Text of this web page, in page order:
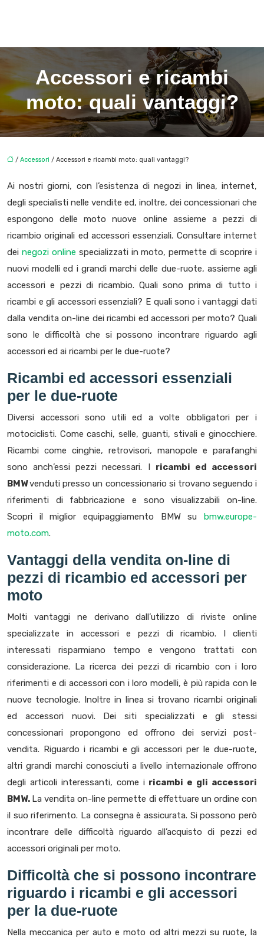
Accessori e ricambi
moto: quali vantaggi?
/ Accessori / Accessori e ricambi moto: quali vantaggi?
Ai nostri giorni, con l’esistenza di negozi in linea, internet,
degli specialisti nelle vendite ed, inoltre, dei concessionari che
espongono delle moto nuove online assieme a pezzi di
ricambio originali ed accessori essenziali. Consultare internet
dei negozi online specializzati in moto, permette di scoprire i
nuovi modelli ed i grandi marchi delle due-ruote, assieme agli
accessori e pezzi di ricambio. Quali sono prima di tutto i
ricambi e gli accessori essenziali? E quali sono i vantaggi dati
dalla vendita on-line dei ricambi ed accessori per moto? Quali
sono le difficoltà che si possono incontrare riguardo agli
accessori ed ai ricambi per le due-ruote?
Ricambi ed accessori essenziali
per le due-ruote
Diversi accessori sono utili ed a volte obbligatori per i
motociclisti. Come caschi, selle, guanti, stivali e ginocchiere.
Ricambi come cinghie, retrovisori, manopole e parafanghi
sono anch’essi pezzi necessari. I ricambi ed accessori
BMWvenduti presso un concessionario si trovano seguendo i
riferimenti di fabbricazione e sono visualizzabili on-line.
Scopri il miglior equipaggiamento BMW su bmw.europe-
moto.com.
Vantaggi della vendita on-line di
pezzi di ricambio ed accessori per
moto
Molti vantaggi ne derivano dall’utilizzo di riviste online
specializzate in accessori e pezzi di ricambio. I clienti
interessati risparmiano tempo e vengono trattati con
considerazione. La ricerca dei pezzi di ricambio con i loro
riferimenti e di accessori con i loro modelli, è più rapida con le
nuove tecnologie. Inoltre in linea si trovano ricambi originali
ed accessori nuovi. Dei siti specializzati e gli stessi
concessionari propongono ed offrono dei servizi post-
vendita. Riguardo i ricambi e gli accessori per le due-ruote,
altri grandi marchi conosciuti a livello internazionale offrono
degli articoli interessanti, come i ricambi e gli accessori
BMW. La vendita on-line permette di effettuare un ordine con
il suo riferimento. La consegna è assicurata. Si possono però
incontrare delle difficoltà riguardo all’acquisto di pezzi ed
accessori originali per moto.
Difficoltà che si possono incontrare
riguardo i ricambi e gli accessori
per la due-ruote
Nella meccanica per auto e moto od altri mezzi su ruote, la